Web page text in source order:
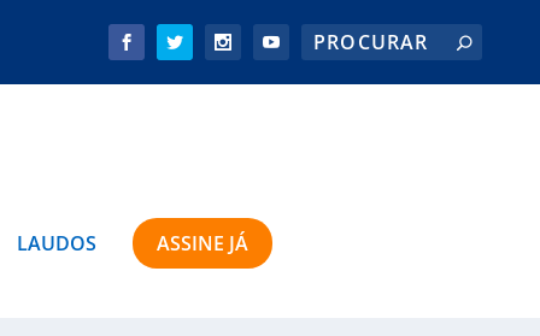
LAUDOS ASSINE JÁ